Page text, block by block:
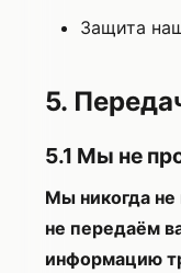
Защита
5.
5.1 Мы не
Мы никогда не
не передаём
информацию